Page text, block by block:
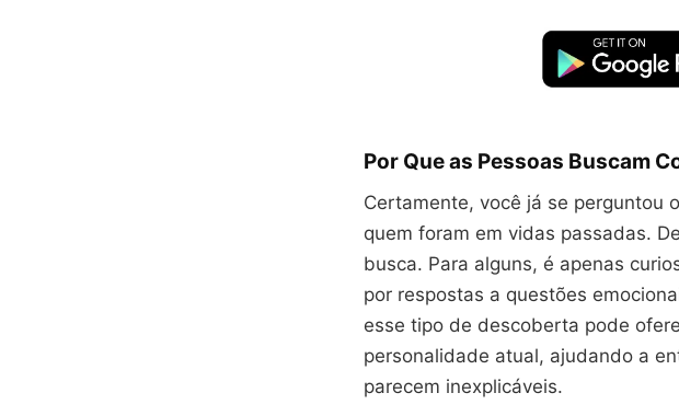
Por Que as Pessoas Buscam
Certamente, você já se perguntou
quem foram em vidas passadas.
busca. Para alguns, é apenas
por respostas a questões
esse tipo de descoberta pode
personalidade atual, ajudando a
parecem inexplicáveis.